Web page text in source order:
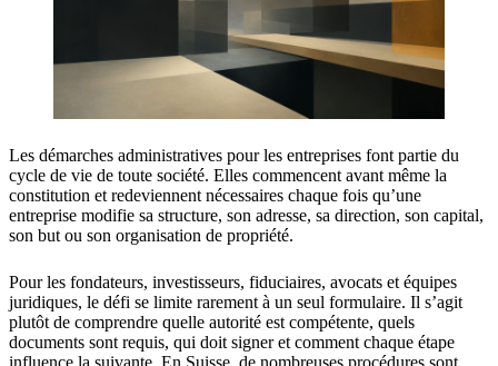
Les démarches administratives pour les entreprises font partie du
cycle de vie de toute société. Elles commencent avant même la
constitution et redeviennent nécessaires chaque fois qu’une
entreprise modifie sa structure, son adresse, sa direction, son capital,
son but ou son organisation de propriété.
Pour les fondateurs, investisseurs, fiduciaires, avocats et équipes
juridiques, le défi se limite rarement à un seul formulaire. Il s’agit
plutôt de comprendre quelle autorité est compétente, quels
documents sont requis, qui doit signer et comment chaque étape
influence la suivante. En Suisse, de nombreuses procédures sont